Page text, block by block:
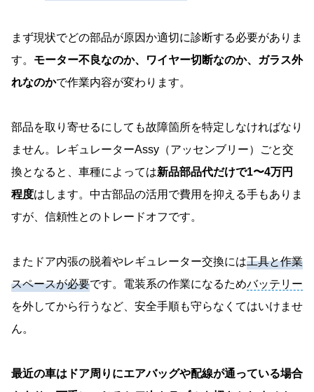
まず現状でどの部品が原因か適切に診断する必要がありま
す。 モーター不良なのか、ワイヤー切断なのか、ガラス外
れなのかで作業内容が変わります。
部品を取り寄せるにしても故障箇所を特定しなければなり
ません。レギュレーターAssy（アッセンブリー）ごと交
換となると、車種によっては新品部品代だけで1〜4万円
程度はします。中古部品の活用で費用を抑える手もありま
すが、信頼性とのトレードオフです。
またドア内張の脱着やレギュレーター交換には工具と作業
スペースが必要です。電装系の作業になるためバッテリー
を外してから行うなど、安全手順も守らなくてはいけませ
ん。
最近の車はドア周りにエアバッグや配線が通っている場合